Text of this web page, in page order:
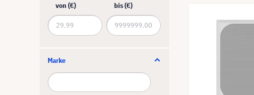
von (€) bis (€)
Marke